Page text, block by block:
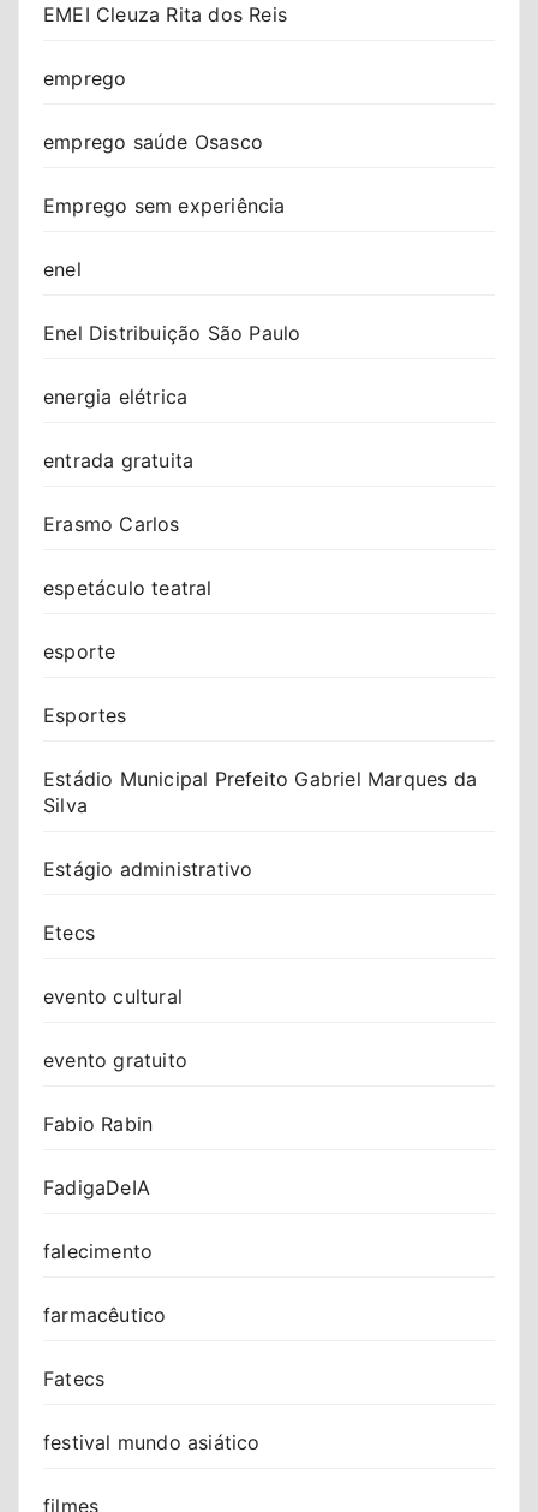
EMEI Cleuza Rita dos Reis
emprego
emprego saúde Osasco
Emprego sem experiência
enel
Enel Distribuição São Paulo
energia elétrica
entrada gratuita
Erasmo Carlos
espetáculo teatral
esporte
Esportes
Estádio Municipal Prefeito Gabriel Marques da
Silva
Estágio administrativo
Etecs
evento cultural
evento gratuito
Fabio Rabin
FadigaDeIA
falecimento
farmacêutico
Fatecs
festival mundo asiático
filmes